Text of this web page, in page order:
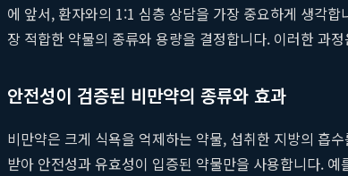
에 앞서, 환자와의 1:1 심층 상담을 가장 중요하게 생각
장 적합한 약물의 종류와 용량을 결정합니다. 이러한 과
안전성이 검증된 비만약의 종류와 효과
비만약은 크게 식욕을 억제하는 약물, 섭취한 지방의 흡
받아 안전성과 유효성이 입증된 약물만을 사용합니다.